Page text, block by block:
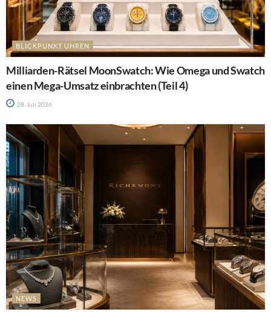
BLICKPUNKT UHREN
Milliarden-Rätsel MoonSwatch: Wie Omega und Swatch
einen Mega-Umsatz einbrachten (Teil 4)
28. Juli 2026
NEWS